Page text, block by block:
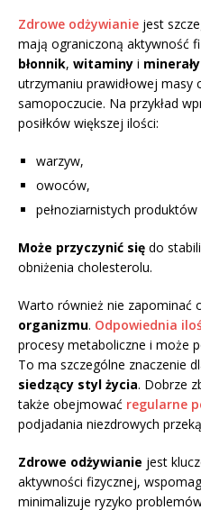
Zdrowe odżywianie jest
mają ograniczoną aktywność
błonnik, witaminy i minerały
utrzymaniu prawidłowej masy
samopoczucie. Na przykład
posiłków większej ilości:
warzyw,
owoców,
pełnoziarnistych
Może przyczynić się do
obniżenia cholesterolu.
Warto również nie zapominać
organizmu. Odpowiednia
procesy metaboliczne i może
To ma szczególne znaczenie
siedzący styl życia. Dobrze
także obejmować regularne
podjadania niezdrowych
Zdrowe odżywianie jest
aktywności fizycznej,
minimalizuje ryzyko